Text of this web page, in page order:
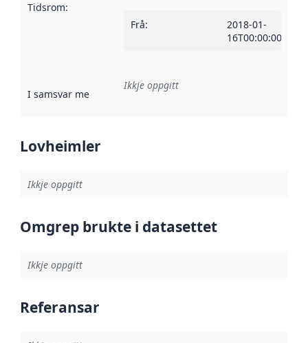
Tidsrom:
Frå:
2018-01-
16T00:00:00Z
I samsvar med Referanse til ei implementeringsregel eller
Ikkje oppgitt
Lovheimler
Ikkje oppgitt
Omgrep brukte i datasettet
Ikkje oppgitt
Referansar